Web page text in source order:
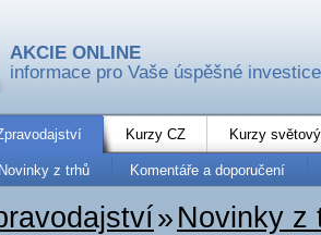
AKCIE ONLINE
informace pro Vaše úspěšné investice
Kurzy CZ Kurzy
Novinky z trhů Komentáře a doporučení
» Novinky z